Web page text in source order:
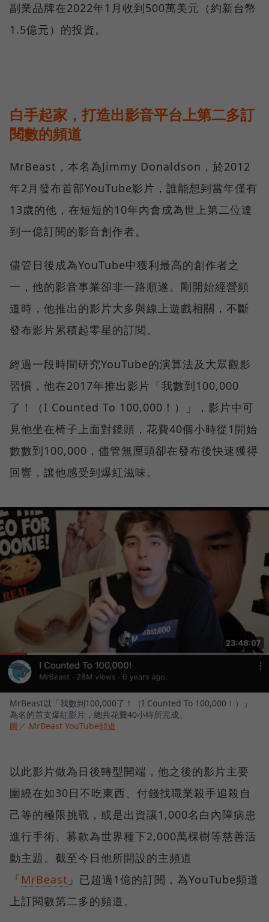
副業品牌在2022年1月收到500萬美元（約新台幣
1.5億元）的投資。
白手起家，打造出影音平台上第二多訂
閱數的頻道
MrBeast，本名為Jimmy Donaldson，於2012
年2月發布首部YouTube影片，誰能想到當年僅有
13歲的他，在短短的10年內會成為世上第二位達
到一億訂閱的影音創作者。
儘管日後成為YouTube中獲利最高的創作者之
一，他的影音事業卻非一路順遂。剛開始經營頻
道時，他推出的影片大多與線上遊戲相關，不斷
發布影片累積起零星的訂閱。
經過一段時間研究YouTube的演算法及大眾觀影
習慣，他在2017年推出影片「我數到100,000
了！（I Counted To 100,000！）」，影片中可
見他坐在椅子上面對鏡頭，花費40個小時從1開始
數數到100,000，儘管無厘頭卻在發布後快速獲得
回響，讓他感受到爆紅滋味。
MrBeast以「我數到100,000了！（I Counted To 100,000！）」
為名的首支爆紅影片，總共花費40小時所完成。
圖／ MrBeast YouTube頻道
以此影片做為日後轉型開端，他之後的影片主要
圍繞在如30日不吃東西、付錢找職業殺手追殺自
己等的極限挑戰，或是出資讓1,000名白內障病患
進行手術、募款為世界種下2,000萬棵樹等慈善活
動主題。截至今日他所開設的主頻道
「MrBeast 」已超過1億的訂閱，為YouTube頻道
上訂閱數第二多的頻道。